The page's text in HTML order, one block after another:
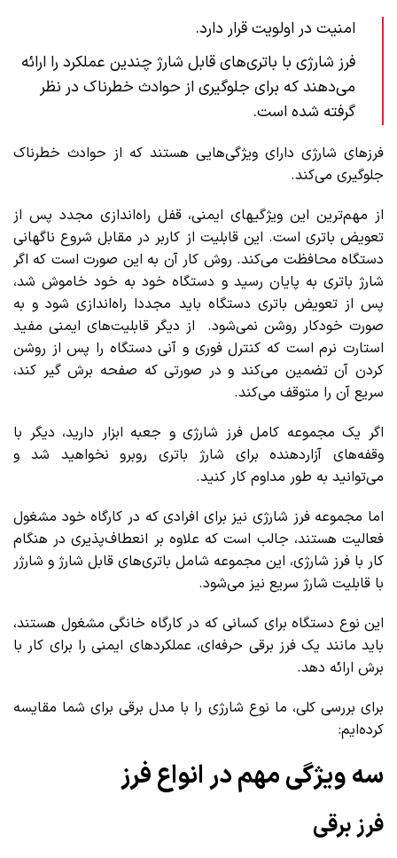
امنیت در اولویت قرار دارد.
فرز شارژی با باتری‌های قابل شارژ چندین عملکرد را ارائه
می‌دهند که برای جلوگیری از حوادث خطرناک در نظر
گرفته شده است.
فرزهای شارژی دارای ویژگی‌هایی هستند که از حوادث خطرناک
جلوگیری می‌کند.
از مهم‌ترین این ویژگی‎های ایمنی، قفل راه‌اندازی مجدد پس از
تعویض باتری است. این قابلیت از کاربر در مقابل شروع ناگهانی
دستگاه محافظت می‌کند. روش کار آن به این صورت است که اگر
شارژ باتری به پایان رسید و دستگاه خود به خود خاموش شد،
پس از تعویض باتری دستگاه باید مجددا راه‌اندازی شود و به
صورت خودکار روشن نمی‌شود. از دیگر قابلیت‌های ایمنی مفید
استارت نرم است که کنترل فوری و آنی دستگاه را پس از روشن
کردن آن تضمین می‌کند و در صورتی که صفحه برش گیر کند،
سریع آن را متوقف می‌کند.
اگر یک مجموعه کامل فرز شارژی و جعبه ابزار دارید، دیگر با
وقفه‌های آزاردهنده برای شارژ باتری روبرو نخواهید شد و
می‌توانید به طور مداوم کار کنید.
اما مجموعه فرز شارژی نیز برای افرادی که در کارگاه خود مشغول
فعالیت هستند، جالب است که علاوه بر انعطاف‌پذیری در هنگام
کار با فرز شارژی، این مجموعه شامل باتری‌های قابل شارژ و شارژر
با قابلیت شارژ سریع نیز می‌شود.
این نوع دستگاه برای کسانی که در کارگاه خانگی مشغول هستند،
باید مانند یک فرز برقی حرفه‌ای، عملکردهای ایمنی را برای کار با
برش ارائه دهد.
برای بررسی کلی، ما نوع شارژی را با مدل برقی برای شما مقایسه
کرده‌ایم:
سه ویژگی مهم در انواع فرز
فرز برقی